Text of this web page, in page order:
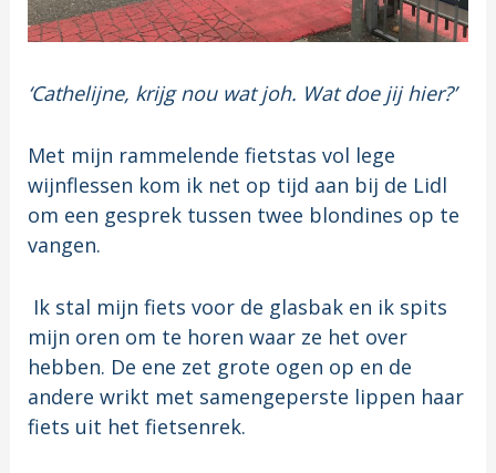
‘Cathelijne, krijg nou wat joh. Wat doe jij hier?’
Met mijn rammelende fietstas vol lege
wijnflessen kom ik net op tijd aan bij de Lidl
om een gesprek tussen twee blondines op te
vangen.
Ik stal mijn fiets voor de glasbak en ik spits
mijn oren om te horen waar ze het over
hebben. De ene zet grote ogen op en de
andere wrikt met samengeperste lippen haar
fiets uit het fietsenrek.